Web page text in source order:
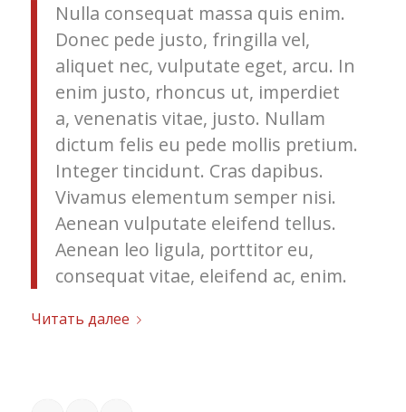
Nulla consequat massa quis enim.
Donec pede justo, fringilla vel,
aliquet nec, vulputate eget, arcu. In
enim justo, rhoncus ut, imperdiet
a, venenatis vitae, justo. Nullam
dictum felis eu pede mollis pretium.
Integer tincidunt. Cras dapibus.
Vivamus elementum semper nisi.
Aenean vulputate eleifend tellus.
Aenean leo ligula, porttitor eu,
consequat vitae, eleifend ac, enim.
Читать далее